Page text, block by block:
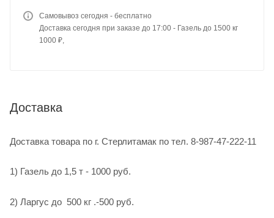
Самовывоз сегодня - бесплатно
Доставка сегодня при заказе до 17:00 - Газель до 1500 кг
1000 ₽,
Доставка
Доставка товара по г. Стерлитамак по тел. 8-987-47-222-11
1) Газель до 1,5 т - 1000 руб.
2) Ларгус до 500 кг .-500 руб.